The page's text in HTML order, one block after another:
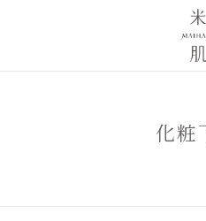
化粧